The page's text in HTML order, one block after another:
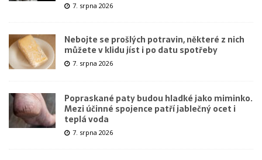
7. srpna 2026
Nebojte se prošlých potravin, některé z nich
můžete v klidu jíst i po datu spotřeby
7. srpna 2026
Popraskané paty budou hladké jako miminko.
Mezi účinné spojence patří jablečný ocet i
teplá voda
7. srpna 2026